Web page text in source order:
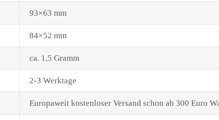
93×63 mm
84×52 mm
ca. 1,5 Gramm
2-3 Werktage
Europaweit kostenloser Versand schon ab 300 Euro